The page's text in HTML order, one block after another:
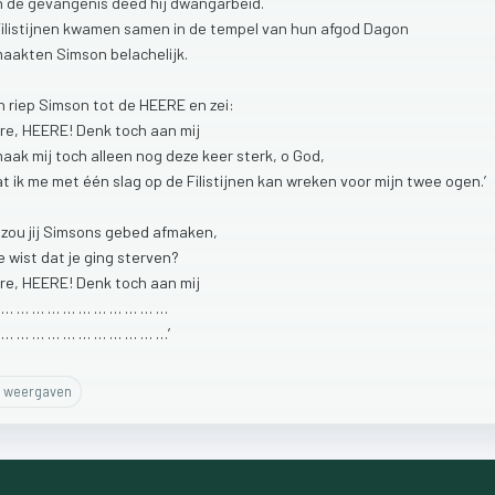
kwamen samen in de tempel van hun afgod Dagon
Simson belachelijk.
riep Simson tot de HEERE en zei:
HEERE! Denk toch aan mij
mij toch alleen nog deze keer sterk, o God,
ik me met één slag op de Filistijnen kan wreken voor mijn twee ogen.’
zou jij Simsons gebed afmaken,
wist dat je ging sterven?
HEERE! Denk toch aan mij
… … … … … … … … … … …
… … … … … … … … … … …’
weergaven